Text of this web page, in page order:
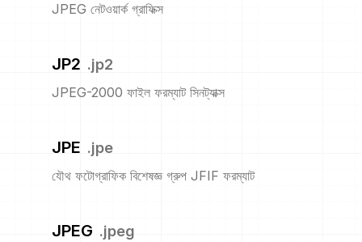
JPEG নেটওয়ার্ক গ্রাফিক্স
JP2 .jp2
JPEG-2000 ফাইল ফরম্যাট সিনট্যাক্স
JPE .jpe
যৌথ ফটোগ্রাফিক বিশেষজ্ঞ গ্রুপ JFIF ফরম্যাট
JPEG .jpeg